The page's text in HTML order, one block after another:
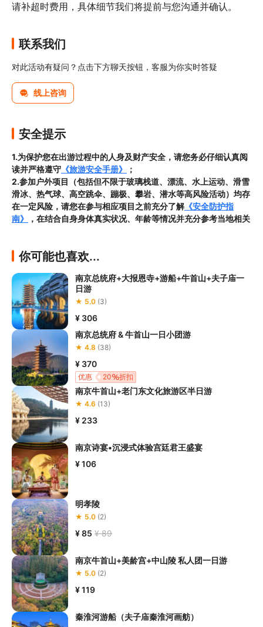
请补超时费用，具体细节我们将提前与您沟通并确认。
联系我们
对此活动有疑问？点击下方聊天按钮，客服为你实时答疑
线上咨询
安全提示
1.为保护您在出游过程中的人身及财产安全，请您务必仔细认真阅
读并严格遵守 《旅游安全手册》
；
2.参加户外项目（包括但不限于玻璃栈道、漂流、水上运动、滑雪
滑冰、热气球、高空跳伞、蹦极、攀岩、潜水等高风险活动）均存
在一定风险，请您在参与相应项目之前充分了解《安全防护指
南》
，在结合自身身体真实状况、年龄等情况并充分参考当地相关
患者及严重恐高、体质较弱的游客参加本产品内包含的项目，
给旅行社造成损失的，还需对旅行社进行全额赔偿；
4.因本产品内可能包含多个旅游项目，请您在
服工作人员沟通了解本产品内各项目的准入年龄、准入身高及准入
体重等准入要求
，否则预订失败或预订后无法成行的后果由您自行
承担；
5.请您在
参与项目期间全程穿戴好安全护具，避免发生意外事件；
6.若您在项目进行过程中感到任何不适，请及时与工作人员进行沟
通，工作人员将会及时为您提供必要支持。
你可能也喜欢...
南京总统府+大报恩寺+游船+牛首山+夫子庙一
日游
★ 5.0 (3)
¥ 306
南京总统府 & 牛首山一日小团游
★ 4.8 (38)
¥ 370
20 折扣
优惠
南京牛首山+老门东文化旅游区半日游
★ 4.6 (13)
¥ 233
南京诗宴•沉浸式体验宫廷君王盛宴
¥ 106
明孝陵
★ 5.0 (2)
¥ 85 ¥ 89
南京牛首山+美龄宫+中山陵 私人团一日游
★ 5.0 (2)
¥ 119
秦淮河游船（夫子庙秦淮河画舫）